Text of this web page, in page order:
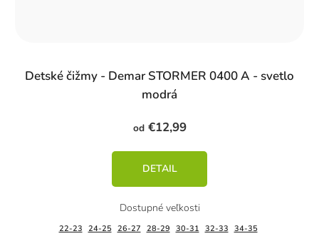
Detské čižmy - Demar STORMER 0400 A - svetlo
modrá
od€12,99
DETAIL
22-23 24-25 26-27 28-29 30-31 32-33 34-35